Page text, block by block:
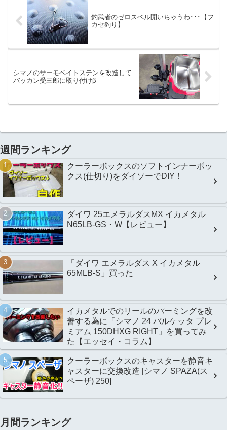
釣武者のゼロスベル開いちゃうわ･･･【フ
カセ釣り】
シマノのサーモベイトステンを改造して
バッカン受三郎に取り付けβ
週間ランキング
クーラーボックスのソフトインナーボッ
クス(仕切り)をダイソーでDIY！
ダイワ 25エメラルダスMX イカメタル
N65LB-GS・W【レビュー】
「ダイワ エメラルダス X イカメタル
65MLB-S」買った
イカメタルでのリールのパーミングを改
善する為に「シマノ 24 バルケッタ プレ
ミアム 150DHXG RIGHT」を買ってみ
た【エッセイ・コラム】
クーラーボックスのキャスターを静音キ
ャスターに交換改造 [シマノ SPAZA(ス
ペーザ) 250]
月間ランキング